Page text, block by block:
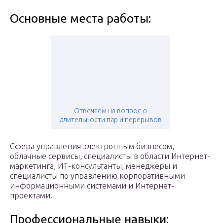
Основные места работы:
Отвечаем на вопрос о
длительности пар и перерывов
Сфера управления электронным бизнесом,
облачные сервисы, специалисты в области Интернет-
маркетинга, ИТ-консультанты, менеджеры и
специалисты по управлению корпоративными
информационными системами и Интернет-
проектами.
Профессиональные навыки: